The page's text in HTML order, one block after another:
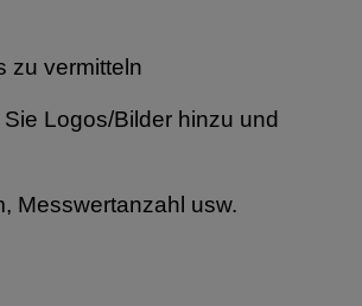
zu vermitteln
Logos/Bilder hinzu und
Messwertanzahl usw.